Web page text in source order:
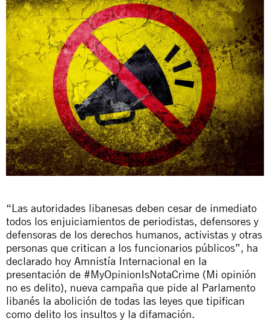
“Las autoridades libanesas deben cesar de inmediato
todos los enjuiciamientos de periodistas, defensores y
defensoras de los derechos humanos, activistas y otras
personas que critican a los funcionarios públicos”, ha
declarado hoy Amnistía Internacional en la
presentación de #MyOpinionIsNotaCrime (Mi opinión
no es delito), nueva campaña que pide al Parlamento
libanés la abolición de todas las leyes que tipifican
como delito los insultos y la difamación.